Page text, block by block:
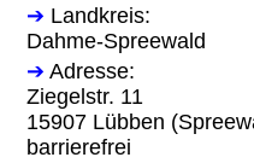
➔ Landkreis:
Dahme-Spreewald
➔ Adresse:
Ziegelstr. 11
15907 Lübben
barrierefrei